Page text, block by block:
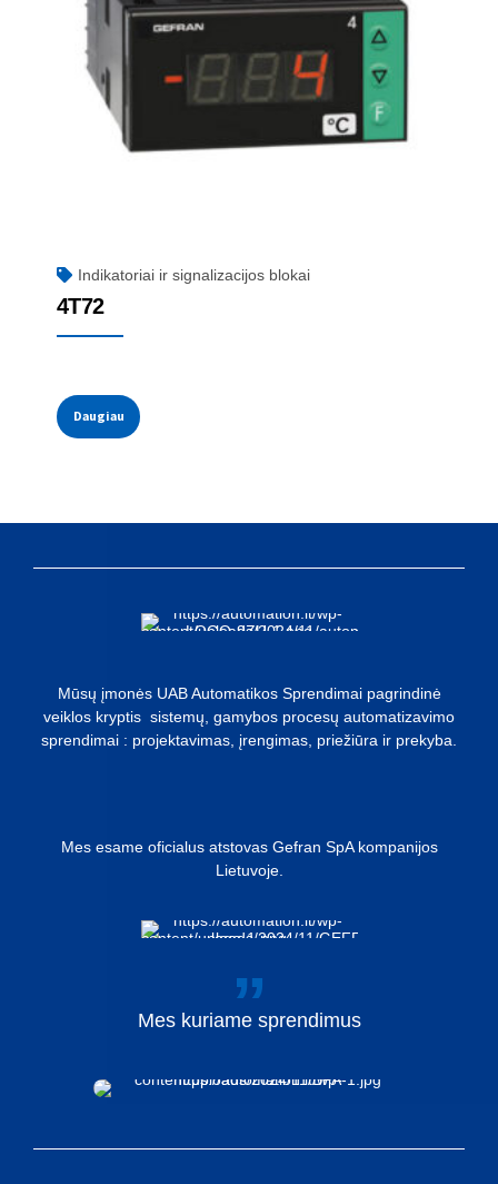
Indikatoriai ir signalizacijos blokai
4T72
Daugiau
Mūsų įmonės UAB Automatikos Sprendimai pagrindinė
veiklos kryptis sistemų, gamybos procesų automatizavimo
sprendimai : projektavimas, įrengimas, priežiūra ir prekyba.
Mes esame oficialus atstovas Gefran SpA kompanijos
Lietuvoje.
Mes kuriame sprendimus